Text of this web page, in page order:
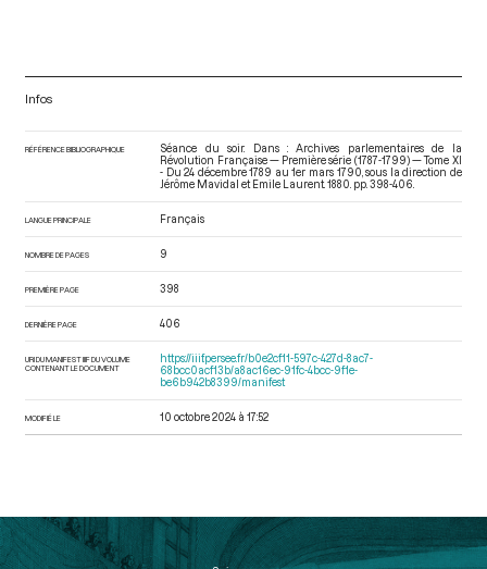
Infos
RÉFÉRENCE BIBLIOGRAPHIQUE
Séance du soir. Dans : Archives parlementaires de la
Révolution Française — Première série (1787-1799) — Tome XI
- Du 24 décembre 1789 au 1er mars 1790 , sous la direction de
Jérôme Mavidal et Emile Laurent. 1880. pp. 398-406.
LANGUE PRINCIPALE Français
NOMBRE DE PAGES 9
PREMIÈRE PAGE 398
DERNIÈRE PAGE 406
URI DU MANIFEST IIIF DU VOLUME
CONTENANT LE DOCUMENT
https://iiif.persee.fr/b0e2cf11-597c-427d-8ac7-
68bcc0acf13b/a8ac16ec-91fc-4bcc-9f1e-
be6b942b8399/manifest
MODIFIÉ LE 10 octobre 2024 à 17:52